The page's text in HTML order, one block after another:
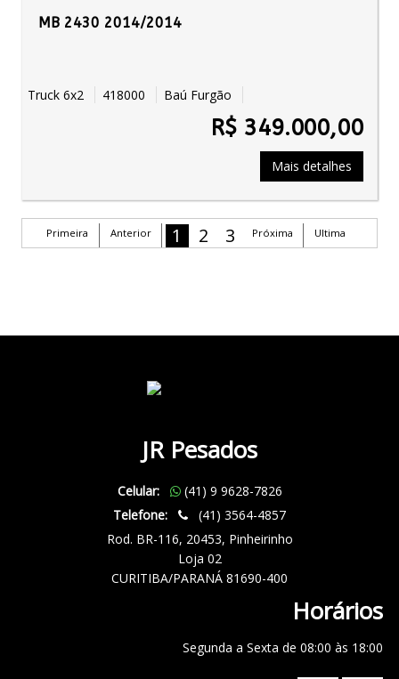
MB 2430 2014/2014
Truck 6x2 418000 Baú Furgão
R$ 349.000,00
Mais detalhes
Primeira Anterior 1 2 3 Próxima Ultima
JR Pesados
Celular:
(41) 9 9628-7826
Telefone:
(41) 3564-4857
Rod. BR-116, 20453, Pinheirinho
Loja 02
CURITIBA/PARANÁ 81690-400
Horários
Segunda a Sexta de 08:00 às 18:00